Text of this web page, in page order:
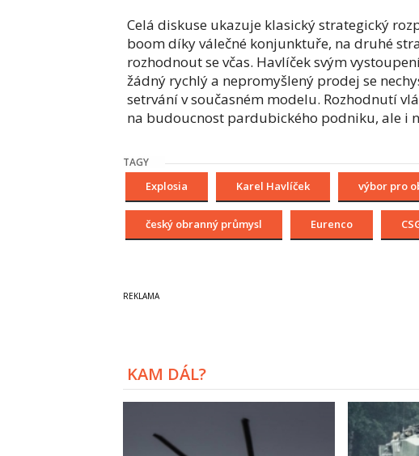
Celá diskuse ukazuje klasický strategický
boom díky válečné konjunktuře, na druhé
rozhodnout se včas. Havlíček svým
žádný rychlý a nepromyšlený prodej se
setrvání v současném modelu. Rozhodnutí
na budoucnost pardubického podniku, ale i
TAGY
Explosia Karel Havlíček výbor pro
český obranný průmysl Eurenco
KAM DÁL?